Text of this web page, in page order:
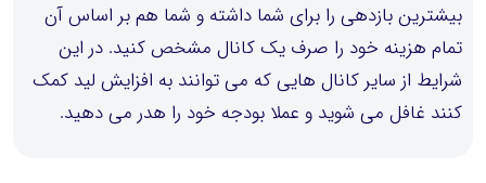
بیشترین بازدهی را برای شما داشته و شما هم بر اساس آن
تمام هزینه خود را صرف یک کانال مشخص کنید. در این
شرایط از سایر کانال هایی که می توانند به افزایش لید کمک
کنند غافل می شوید و عملا بودجه خود را هدر می دهید.